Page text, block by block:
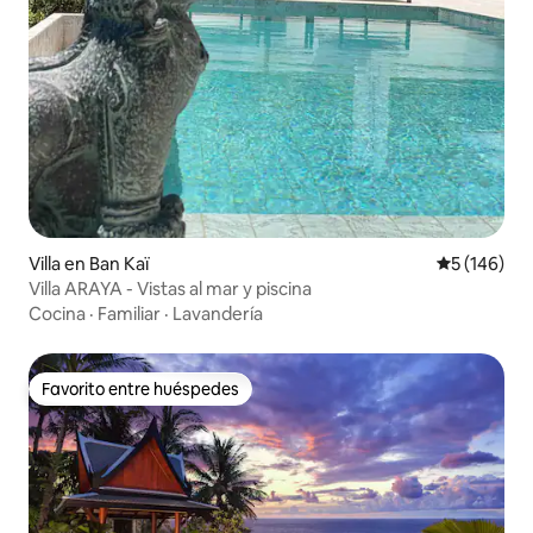
Villa en Ban Kaï
5 (146)
Villa ARAYA - Vistas al mar y piscina
Cocina · Familiar · Lavandería
Favorito entre huéspedes
Favorito entre huéspedes